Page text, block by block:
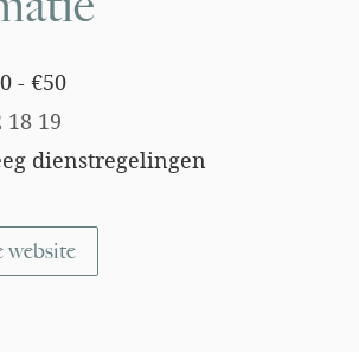
- €50
18 19
dienstregelingen
website